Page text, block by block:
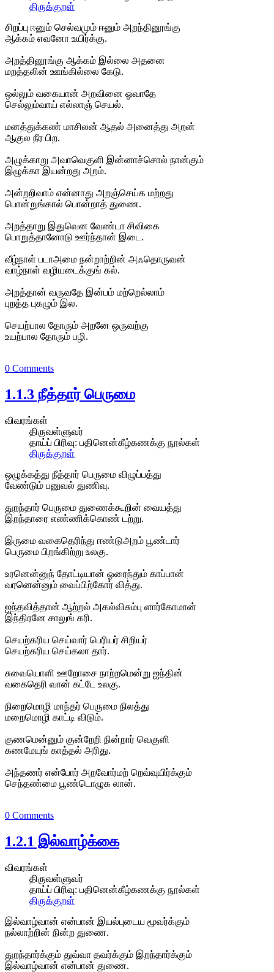
திருக்குறள்
சிறப்பு ஈனும் செல்வமும் ஈனும் அறந்தினூங்கு
ஆக்கம் எவனோ உயிர்க்கு.
அறத்தினூங்கு ஆக்கம் இல்லை அதனை
மறத்தலின் ஊங்கில்லை கேடு.
ஒல்லும் வகையான் அறவினை ஓவாதே
செல்லும்வாய் எல்லாஞ் செயல்.
மனத்துக்கண் மாசிலன் ஆதல் அனைத்து அறன்
ஆகுல நீர பிற.
அழுக்காறு அவாவெகுளி இன்னாச்சொல் நான்கும்
இழுக்கா இயன்றது அறம்.
அன்றறிவாம் என்னாது அறஞ்செய்க மற்றது
பொன்றுங்கால் பொன்றாத் துணை.
அறத்தாறு இதுவென வேண்டா சிவிகை
பொறுத்தானோடு ஊர்ந்தான் இடை.
வீழ்நாள் படாஅமை நன்றாற்றின் அஃதொருவன்
வாழ்நாள் வழியடைக்குங் கல்.
அறத்தான் வருவதே இன்பம் மற்றெல்லாம்
புறத்த புகழும் இல.
செயற்பால தோரும் அறனே ஒருவற்கு
உயற்பால தோரும் பழி.
0 Comments
1.1.3 நீத்தார் பெருமை
விவரங்கள்
திருவள்ளுவர்
தாய்ப் பிரிவு: பதினென்கீழ்கணக்கு நூல்கள்
திருக்குறள்
ஒழுக்கத்து நீத்தார் பெருமை விழுப்பத்து
வேண்டும் பனுவல் துணிவு.
துறந்தார் பெருமை துணைக்கூறின் வையத்து
இறந்தாரை எண்ணிக்கொண் டற்று.
இருமை வகைதெரிந்து ஈண்டுஅறம் பூண்டார்
பெருமை பிறங்கிற்று உலகு.
உரனென்னுந் தோட்டியான் ஓரைந்தும் காப்பான்
வரனென்னும் வைப்பிற்கோர் வித்து.
ஐந்தவித்தான் ஆற்றல் அகல்விசும்பு ளார்கோமான்
இந்திரனே சாலுங் கரி.
செயற்கரிய செய்வார் பெரியர் சிறியர்
செயற்கரிய செய்கலா தார்.
சுவையொளி ஊறோசை நாற்றமென்று ஐந்தின்
வகைதெரி வான் கட்டே உலகு.
நிறைமொழி மாந்தர் பெருமை நிலத்து
மறைமொழி காட்டி விடும்.
குணமென்னும் குன்றேறி நின்றார் வெகுளி
கணமேயுங் காத்தல் அரிது.
அந்தணர் என்போர் அறவோர்மற் றெவ்வுயிர்க்கும்
செந்தண்மை பூண்டொழுக லான்.
0 Comments
1.2.1 இல்வாழ்க்கை
விவரங்கள்
திருவள்ளுவர்
தாய்ப் பிரிவு: பதினென்கீழ்கணக்கு நூல்கள்
திருக்குறள்
இல்வாழ்வான் என்பான் இயல்புடைய மூவர்க்கும்
நல்லாற்றின் நின்ற துணை.
துறந்தார்க்கும் துவ்வா தவர்க்கும் இறந்தார்க்கும்
இல்வாழ்வான் என்பான் துணை.